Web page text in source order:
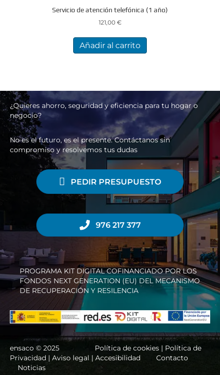
Servicio de atención telefónica (1 año)
121,00 €
Añadir al carrito
¿Quieres ahorro, seguridad y eficiencia para tu hogar o
negocio?
No es el futuro, es el presente. Contáctanos sin
compromiso y resolvemos tus dudas
PEDIR PRESUPUESTO
976 217 377
PROGRAMA KIT DIGITAL COFINANCIADO POR LOS
FONDOS NEXT GENERATION (EU) DEL MECANISMO
DE RECUPERACIÓN Y RESILENCIA
ensaco © 2025 Política de cookies | Política de
Privacidad | Aviso legal | Accesibilidad
Contacto
Noticias